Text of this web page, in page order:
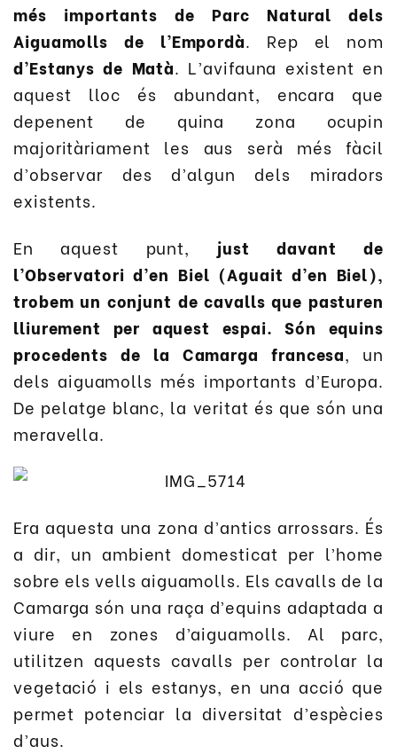
més importants de Parc Natural dels
Aiguamolls de l’Empordà. Rep el nom
d’Estanys de Matà. L’avifauna existent en
aquest lloc és abundant, encara que
depenent de quina zona ocupin
majoritàriament les aus serà més fàcil
d’observar des d’algun dels miradors
existents.
En aquest punt, just davant de
l’Observatori d’en Biel (Aguait d’en Biel),
trobem un conjunt de cavalls que pasturen
lliurement per aquest espai. Són equins
procedents de la Camarga francesa, un
dels aiguamolls més importants d’Europa.
De pelatge blanc, la veritat és que són una
meravella.
Era aquesta una zona d’antics arrossars. És
a dir, un ambient domesticat per l’home
sobre els vells aiguamolls. Els cavalls de la
Camarga són una raça d’equins adaptada a
viure en zones d’aiguamolls. Al parc,
utilitzen aquests cavalls per controlar la
vegetació i els estanys, en una acció que
permet potenciar la diversitat d’espècies
d’aus.